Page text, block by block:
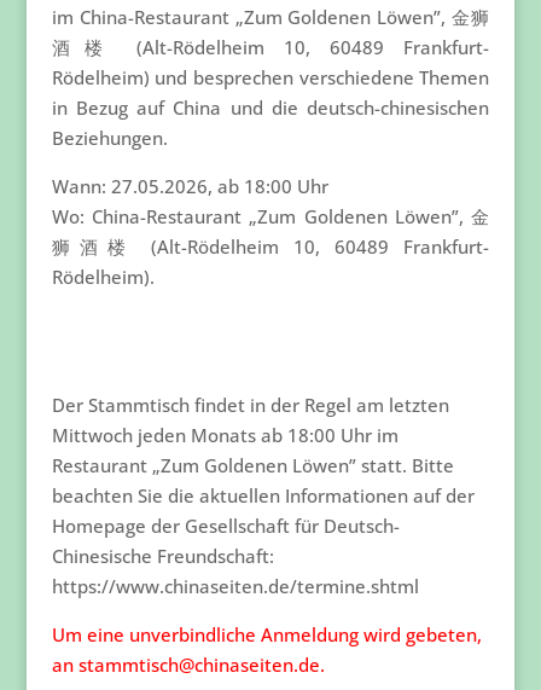
im China-Restaurant „Zum Goldenen Löwen”, 金狮
酒楼 (Alt-Rödelheim 10, 60489 Frankfurt-
Rödelheim) und besprechen verschiedene Themen
in Bezug auf China und die deutsch-chinesischen
Beziehungen.
Wann: 27.05.2026, ab 18:00 Uhr
Wo: China-Restaurant „Zum Goldenen Löwen”, 金
狮酒楼 (Alt-Rödelheim 10, 60489 Frankfurt-
Rödelheim).
Der Stammtisch findet in der Regel am letzten
Mittwoch jeden Monats ab 18:00 Uhr im
Restaurant „Zum Goldenen Löwen” statt. Bitte
beachten Sie die aktuellen Informationen auf der
Homepage der Gesellschaft für Deutsch-
Chinesische Freundschaft:
https://www.chinaseiten.de/termine.shtml
Um eine unverbindliche Anmeldung wird gebeten,
an stammtisch@chinaseiten.de.